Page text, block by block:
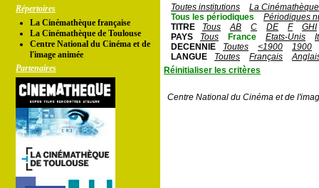
Répertoires
La Cinémathèque française
La Cinémathèque de Toulouse
Centre National du Cinéma et de
l'image animée
Partenaires
Toutes institutions
La
Tous les périodiques
Périodiques
TITRE
Tous AB C DE F
GHI
PAYS
Tous France Etats-Unis
DECENNIE
Toutes <1900
1900
LANGUE
Toutes Français
Réinitialiser les critères
Centre National du Cinéma et de